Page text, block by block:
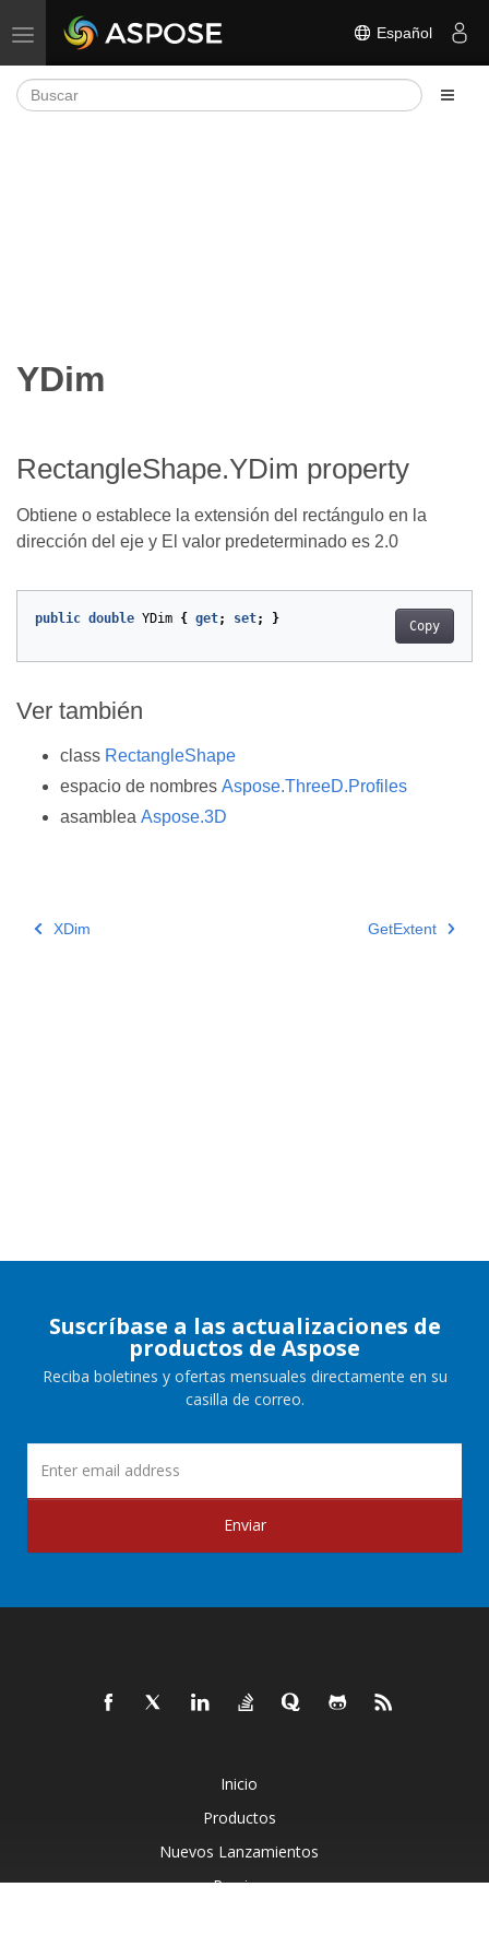
Alternar navegación Español
YDim
RectangleShape.YDim property
Obtiene o establece la extensión del rectángulo en la
dirección del eje y El valor predeterminado es 2.0
Copy
public double YDim { get; set; }
Ver también
class RectangleShape
espacio de nombres Aspose.ThreeD.Profiles
asamblea Aspose.3D
XDim GetExtent
Suscríbase a las actualizaciones de
productos de Aspose
Reciba boletines y ofertas mensuales directamente en su
casilla de correo.
Enviar
Inicio
Productos
Nuevos Lanzamientos
Precios